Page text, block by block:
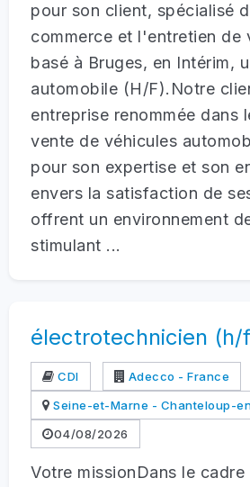
pour son client, spécialisé
commerce et l'entretien de
basé à Bruges, en Intérim,
automobile (H/F).Notre
entreprise renommée dans
vente de véhicules
pour son expertise et son
envers la satisfaction de
offrent un environnement
stimulant ...
électrotechnicien (h/
CDI
Adecco - France
Seine-et-Marne - Chanteloup-
04/08/2026
Votre missionDans le cadre